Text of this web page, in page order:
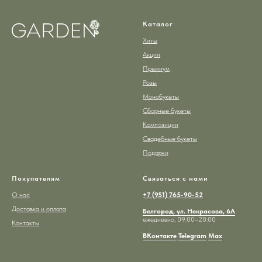
Каталог
Хиты
Акции
Премиум
Розы
Монобукеты
Сборные букеты
Композиции
Свадебные букеты
Подарки
Покупателям
О нас
Доставка и оплата
Контакты
Связаться с нами
+7 (951) 765-90-52
Белгород, ул. Некрасова, 6А
ежедневно, 09:00–20:00
ВКонтакте Telegram Max